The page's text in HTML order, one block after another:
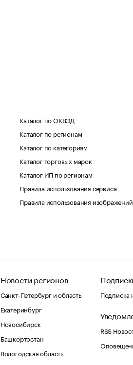
Каталог по ОКВЭД
Каталог по регионам
Каталог по категориям
Каталог торговых марок
Каталог ИП по регионам
Правила использования сервиса
Правила использования изображений
Новости регионов
Санкт-Петербург и область
Екатеринбург
Новосибирск
Башкортостан
Вологодская область
Подписка
RSS